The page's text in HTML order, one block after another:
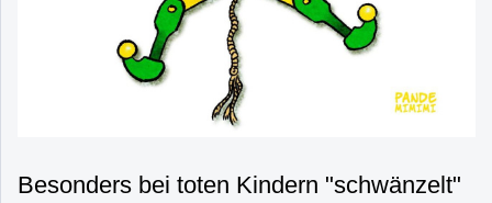
Besonders bei toten Kindern "schwänzelt"